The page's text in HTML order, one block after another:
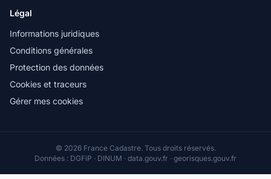
Légal
Informations juridiques
Conditions générales
Protection des données
Cookies et traceurs
Gérer mes cookies
© 2026 France Cadastre. Tous droits réservés.
Données : DGFiP · DINUM · data.gouv.fr · georisques.gouv.fr